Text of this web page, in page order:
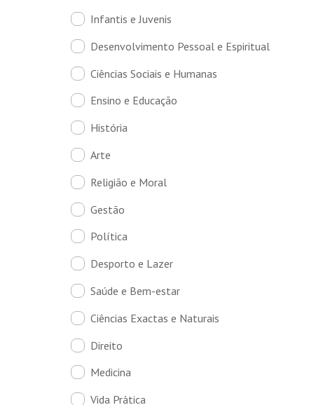
Infantis e Juvenis
Desenvolvimento Pessoal e Espiritual
Ciências Sociais e Humanas
Ensino e Educação
História
Arte
Religião e Moral
Gestão
Política
Desporto e Lazer
Saúde e Bem-estar
Ciências Exactas e Naturais
Direito
Medicina
Vida Prática